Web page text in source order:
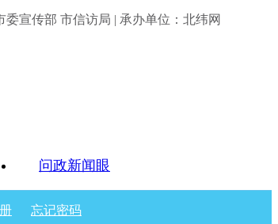
宣传部 市信访局 | 承办单位：北纬网
问政新闻眼
忘记密码